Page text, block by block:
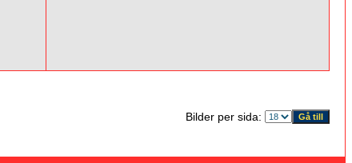
Bilder per sida: